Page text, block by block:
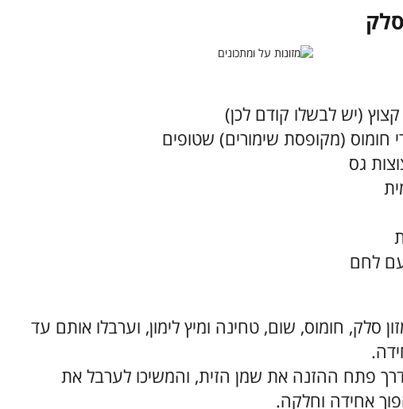
לחם
סלק, חומוס, שום, טחינה ומיץ לימון, וערבלו אותם עד
דרך פתח ההזנה את שמן הזית, והמשיכו לערבל את
אחידה וחלקה.